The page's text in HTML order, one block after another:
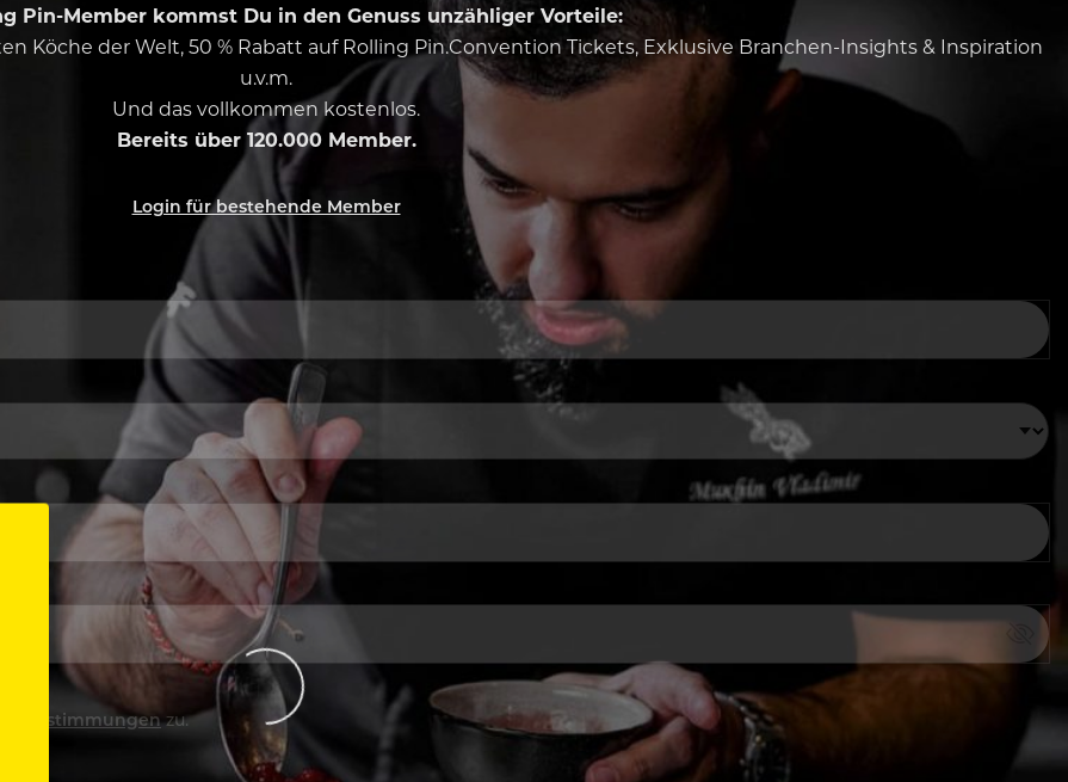
Pin-Member kommst Du in den Genuss unzähliger Vorteile:
Köche der Welt, 50 % Rabatt auf Rolling Pin.Convention Tickets, Exklusive Branchen-Insights & Inspiration
u.v.m.
Und das vollkommen kostenlos.
Bereits über 120.000 Member.
Login für bestehende Member
zu.